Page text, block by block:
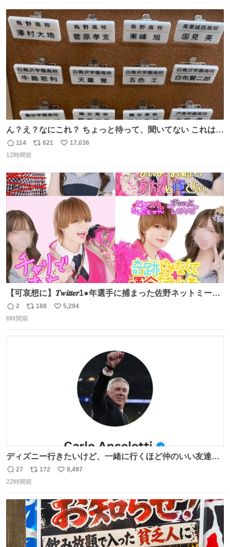
ト
数
数
ん？え？なにこれ？ ちょっと待って、聞いてない これは販
売されているのもですか？
返
信
114
リ
ト
数
621
い
数
17,036
12時間前
【可哀想に】𝑻𝒘𝒊𝒕𝒕𝒆𝒓1●年選手に捕まった佐野ネットミーム
勇斗さんのコラボプリ
返
信
2
リ
ポ
188
い
5,294
6時間前
ディズニー行きたいけど、一緒に行くほど仲のいい友達が
居ない… ほんでこれ
返
信
27
リ
ポ
ト
172
い
数
8,497
22時間前